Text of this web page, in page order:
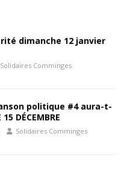
dimanche 12 janvier
Solidaires Comminges
politique #4 aura-t-
DÉCEMBRE
Solidaires Comminges